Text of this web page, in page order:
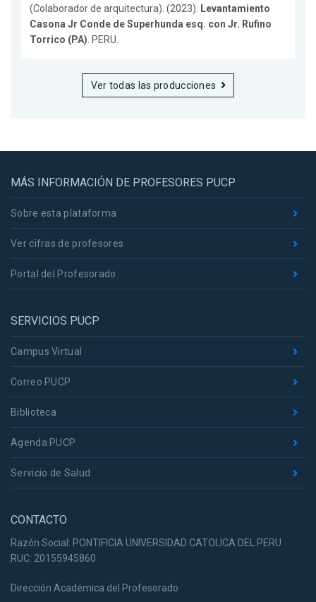
(Colaborador de arquitectura). (2023).
Levantamiento
Casona Jr Conde de Superhunda esq. con Jr. Rufino
Torrico (PA) . PERU.
Ver todas las producciones
MÁS INFORMACIÓN DE PROFESORES PUCP
Sobre esta plataforma
Ver cifras de profesores
Portal del Profesorado
SERVICIOS PUCP
Campus Virtual
Correo PUCP
Biblioteca
Agenda PUCP
Servicio de Salud
CONTACTO
Razón Social: PONTIFICIA UNIVERSIDAD CATOLICA DEL PERU
RUC: 20155945860
Dirección Académica del Profesorado